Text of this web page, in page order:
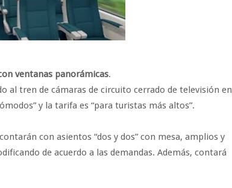
ventanas panorámicas.
al tren de cámaras de circuito cerrado de televisión en
y la tarifa es “para turistas más altos”.
con asientos “dos y dos” con mesa, amplios y
de acuerdo a las demandas. Además, contará